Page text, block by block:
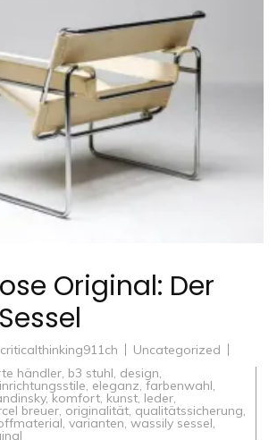
Original: Der
criticalthinking911ch
Uncategorized
händler, b3 stuhl, design,
, eleganz, farbenwahl,
,komfort, kunst, leder,
breuer, originalität, qualitätssicherung,
, varianten, wassily sessel,